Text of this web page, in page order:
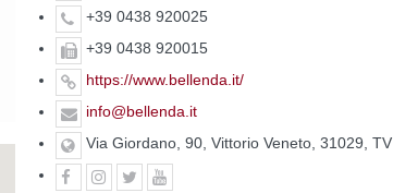
+39 0438 920025
+39 0438 920015
https://www.bellenda.it/
info@bellenda.it
Via Giordano, 90, Vittorio Veneto, 31029, TV